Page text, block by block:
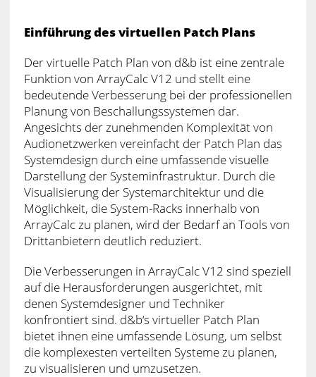
Einführung des virtuellen Patch Plans
Der virtuelle Patch Plan von d&b ist eine zentrale
Funktion von ArrayCalc V12 und stellt eine
bedeutende Verbesserung bei der professionellen
Planung von Beschallungssystemen dar.
Angesichts der zunehmenden Komplexität von
Audionetzwerken vereinfacht der Patch Plan das
Systemdesign durch eine umfassende visuelle
Darstellung der Systeminfrastruktur. Durch die
Visualisierung der Systemarchitektur und die
Möglichkeit, die System-Racks innerhalb von
ArrayCalc zu planen, wird der Bedarf an Tools von
Drittanbietern deutlich reduziert.
Die Verbesserungen in ArrayCalc V12 sind speziell
auf die Herausforderungen ausgerichtet, mit
denen Systemdesigner und Techniker
konfrontiert sind. d&b‘s virtueller Patch Plan
bietet ihnen eine umfassende Lösung, um selbst
die komplexesten verteilten Systeme zu planen,
zu visualisieren und umzusetzen.